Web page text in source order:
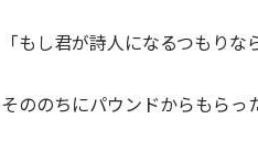
「もし君が詩人になるつもり
そののちにパウンドからもらっ